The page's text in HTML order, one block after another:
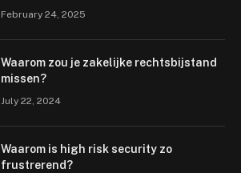
February 24, 2025
Waarom zou je zakelijke rechtsbijstand
missen?
July 22, 2024
Waarom is high risk security zo
frustrerend?